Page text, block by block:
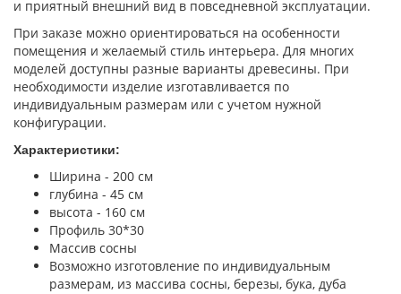
и приятный внешний вид в повседневной эксплуатации.
При заказе можно ориентироваться на особенности
помещения и желаемый стиль интерьера. Для многих
моделей доступны разные варианты древесины. При
необходимости изделие изготавливается по
индивидуальным размерам или с учетом нужной
конфигурации.
Характеристики:
Ширина - 200 см
глубина - 45 см
высота - 160 см
Профиль 30*30
Массив сосны
Возможно изготовление по индивидуальным
размерам, из массива сосны, березы, бука, дуба